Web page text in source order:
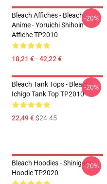
Bleach Affiches - Bleach
Anime - Yoruichi Shihoin
Affiche TP2010
18,21 € - 42,22 €
-20%
Bleach Tank Tops - Bleach -
Ichigo Tank Top TP2010
22,49 €$24.45
-20%
Bleach Hoodies - Shinigami
Hoodie TP2020
-20%